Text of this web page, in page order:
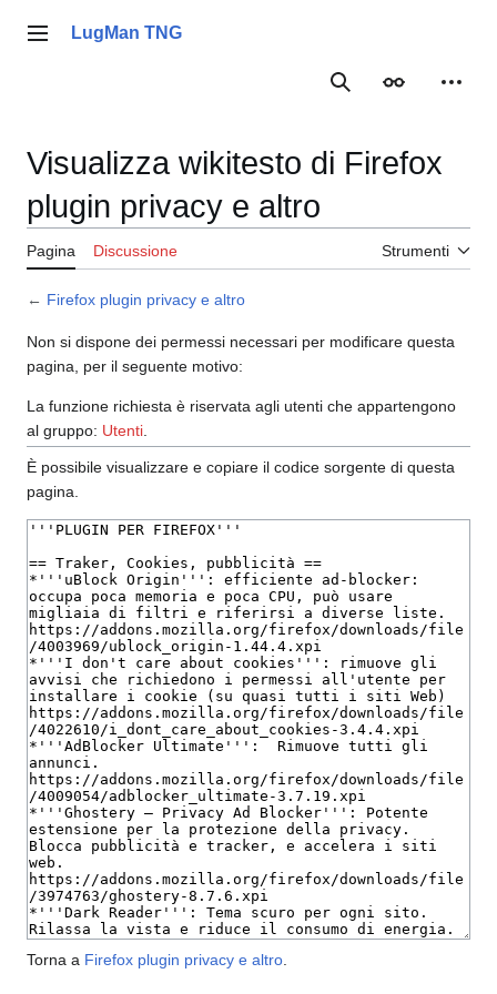
Menu principale
LugMan TNG
RicercaAspetto
Visualizza wikitesto di Firefox
plugin privacy e altro
Pagina Discussione Strumenti
← Firefox plugin privacy e altro
Non si dispone dei permessi necessari per modificare questa
pagina, per il seguente motivo:
La funzione richiesta è riservata agli utenti che appartengono
al gruppo: Utenti
È possibile visualizzare e copiare il codice sorgente di questa
pagina.
Torna a Firefox plugin privacy e altro.